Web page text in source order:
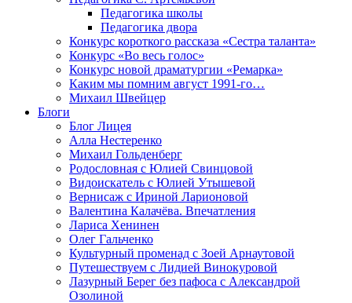
Педагогика школы
Педагогика двора
Конкурс короткого рассказа «Сестра таланта»
Конкурс «Во весь голос»
Конкурс новой драматургии «Ремарка»
Каким мы помним август 1991-го…
Михаил Швейцер
Блоги
Блог Лицея
Алла Нестеренко
Михаил Гольденберг
Родословная с Юлией Свинцовой
Видоискатель с Юлией Утышевой
Вернисаж с Ириной Ларионовой
Валентина Калачёва. Впечатления
Лариса Хенинен
Олег Гальченко
Культурный променад с Зоей Арнаутовой
Путешествуем с Лидией Винокуровой
Лазурный Берег без пафоса с Александрой
Озолиной